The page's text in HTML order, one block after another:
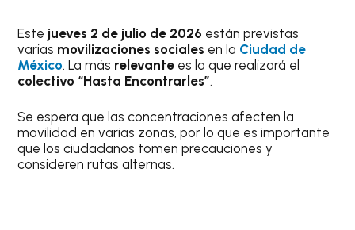
Este jueves 2 de julio de 2026 están previstas
varias movilizaciones sociales en la Ciudad de
México. La más relevante es la que realizará el
colectivo “Hasta Encontrarles”.
Se espera que las concentraciones afecten la
movilidad en varias zonas, por lo que es importante
que los ciudadanos tomen precauciones y
consideren rutas alternas.